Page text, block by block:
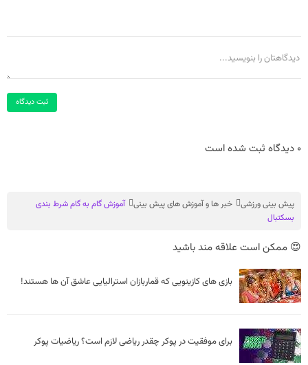
ثبت دیدگاه
0 دیدگاه ثبت شده است
پیش بینی ورزشی خبر ها و آموزش های پیش بینی
آموزش گام به گام شرط بندی
بسکتبال
😍 ممکن است علاقه مند باشید
بازی های کازینویی که قماربازان استرالیایی عاشق آن ها هستند!
برای موفقیت در پوکر چقدر ریاضی لازم است؟ ریاضیات پوکر